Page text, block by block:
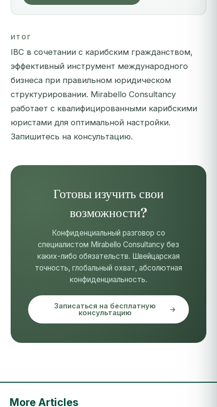
ИТОГ
IBC в сочетании с карибским гражданством,
эффективный инструмент международного
бизнеса при правильном юридическом
структурировании. Mirabello Consultancy
работает с квалифицированными карибскими
юристами для оптимальной настройки.
Запишитесь на консультацию.
Готовы изучить свои
возможности?
Конфиденциальный разговор со
специалистом Mirabello Consultancy без
каких-либо обязательств. Швейцарская
точность, глобальный охват, абсолютная
конфиденциальность.
Записаться на бесплатную
консультацию
More Articles